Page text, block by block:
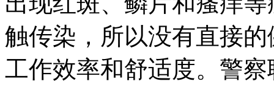
触传染，所以没有直接
工作效率和舒适度。警察